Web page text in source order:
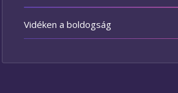
Vidéken a boldogság